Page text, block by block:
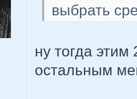
выбрать
ну тогда этим
остальным